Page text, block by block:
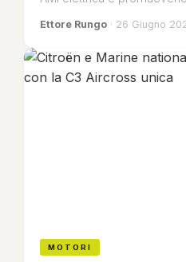
Ettore Rungo · 26 Giugno
MOTORI